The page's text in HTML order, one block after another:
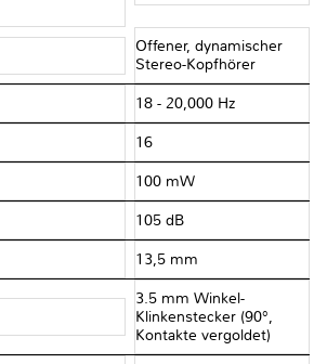
Offener, dynamischer
Stereo-Kopfhörer
18 - 20,000 Hz
16 Ω
100 mW
105 dB
13,5 mm
3.5 mm Winkel-
Klinkenstecker (90°,
Kontakte vergoldet)